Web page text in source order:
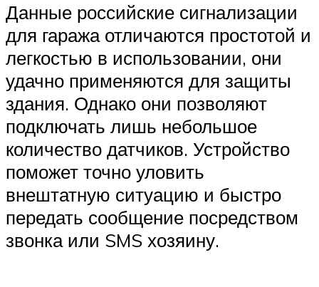
Данные российские сигнализации
для гаража отличаются простотой и
легкостью в использовании, они
удачно применяются для защиты
здания. Однако они позволяют
подключать лишь небольшое
количество датчиков. Устройство
поможет точно уловить
внештатную ситуацию и быстро
передать сообщение посредством
звонка или SMS хозяину.